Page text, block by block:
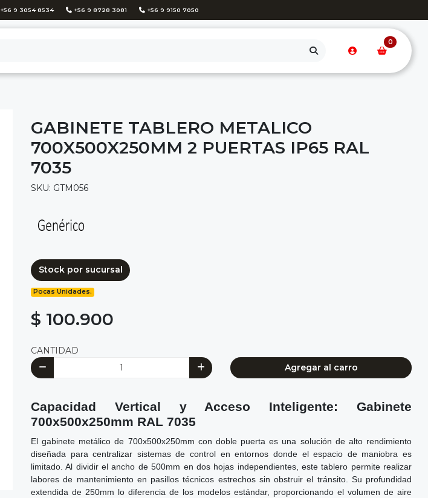
+56 9 3054 8534 +56 9 8728 3081 +56 9 9150 7050
0
GABINETE TABLERO METALICO
700X500X250MM 2 PUERTAS IP65 RAL
7035
SKU: GTM056
Stock por sucursal
Pocas Unidades.
$ 100.900
CANTIDAD
Agregar al carro
Capacidad Vertical y Acceso Inteligente: Gabinete
700x500x250mm RAL 7035
El gabinete metálico de 700x500x250mm con doble puerta es una solución de alto rendimiento
diseñada para centralizar sistemas de control en entornos donde el espacio de maniobra es
limitado. Al dividir el ancho de 500mm en dos hojas independientes, este tablero permite realizar
labores de mantenimiento en pasillos técnicos estrechos sin obstruir el tránsito. Su profundidad
extendida de 250mm lo diferencia de los modelos estándar, proporcionando el volumen de aire